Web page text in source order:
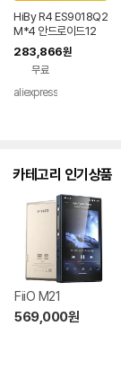
HiBy R4 ES9018Q2
M*4 안드로이드12
하이파이 음악 플레이
어 MP3 오디오 블루
투스 WiFi DSD256
MQA 16x USB DAC
헤드폰 앰프 11시간 사
283,866원
무료
aliexpress
카테고리 인기상품
FiiO M21
569,000원